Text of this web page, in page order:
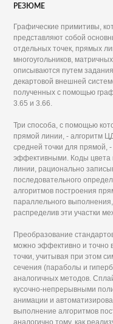
РЕЗЮМЕ
Графические примитивы,
представляют собой
отдельных точек, прямых
многоугольников,
описываются путем
декартовой внешней
полученных с помощью
3.65 и 3.66.
Три способа, с помощью
прямой линии, - алгоритм
средней точки для прямой,
эффективными. Коды цвета
линии, рационально
последовательного
алгоритмов построения
параллельного
распределив эти участки
Преобразование
можно эффективно и точно
точки, учитывая при этом
сечения (параболы и
аналогичных методов.
кусочно-непрерывными
анимации и
выполнение алгоритмов
аналогично тому, как